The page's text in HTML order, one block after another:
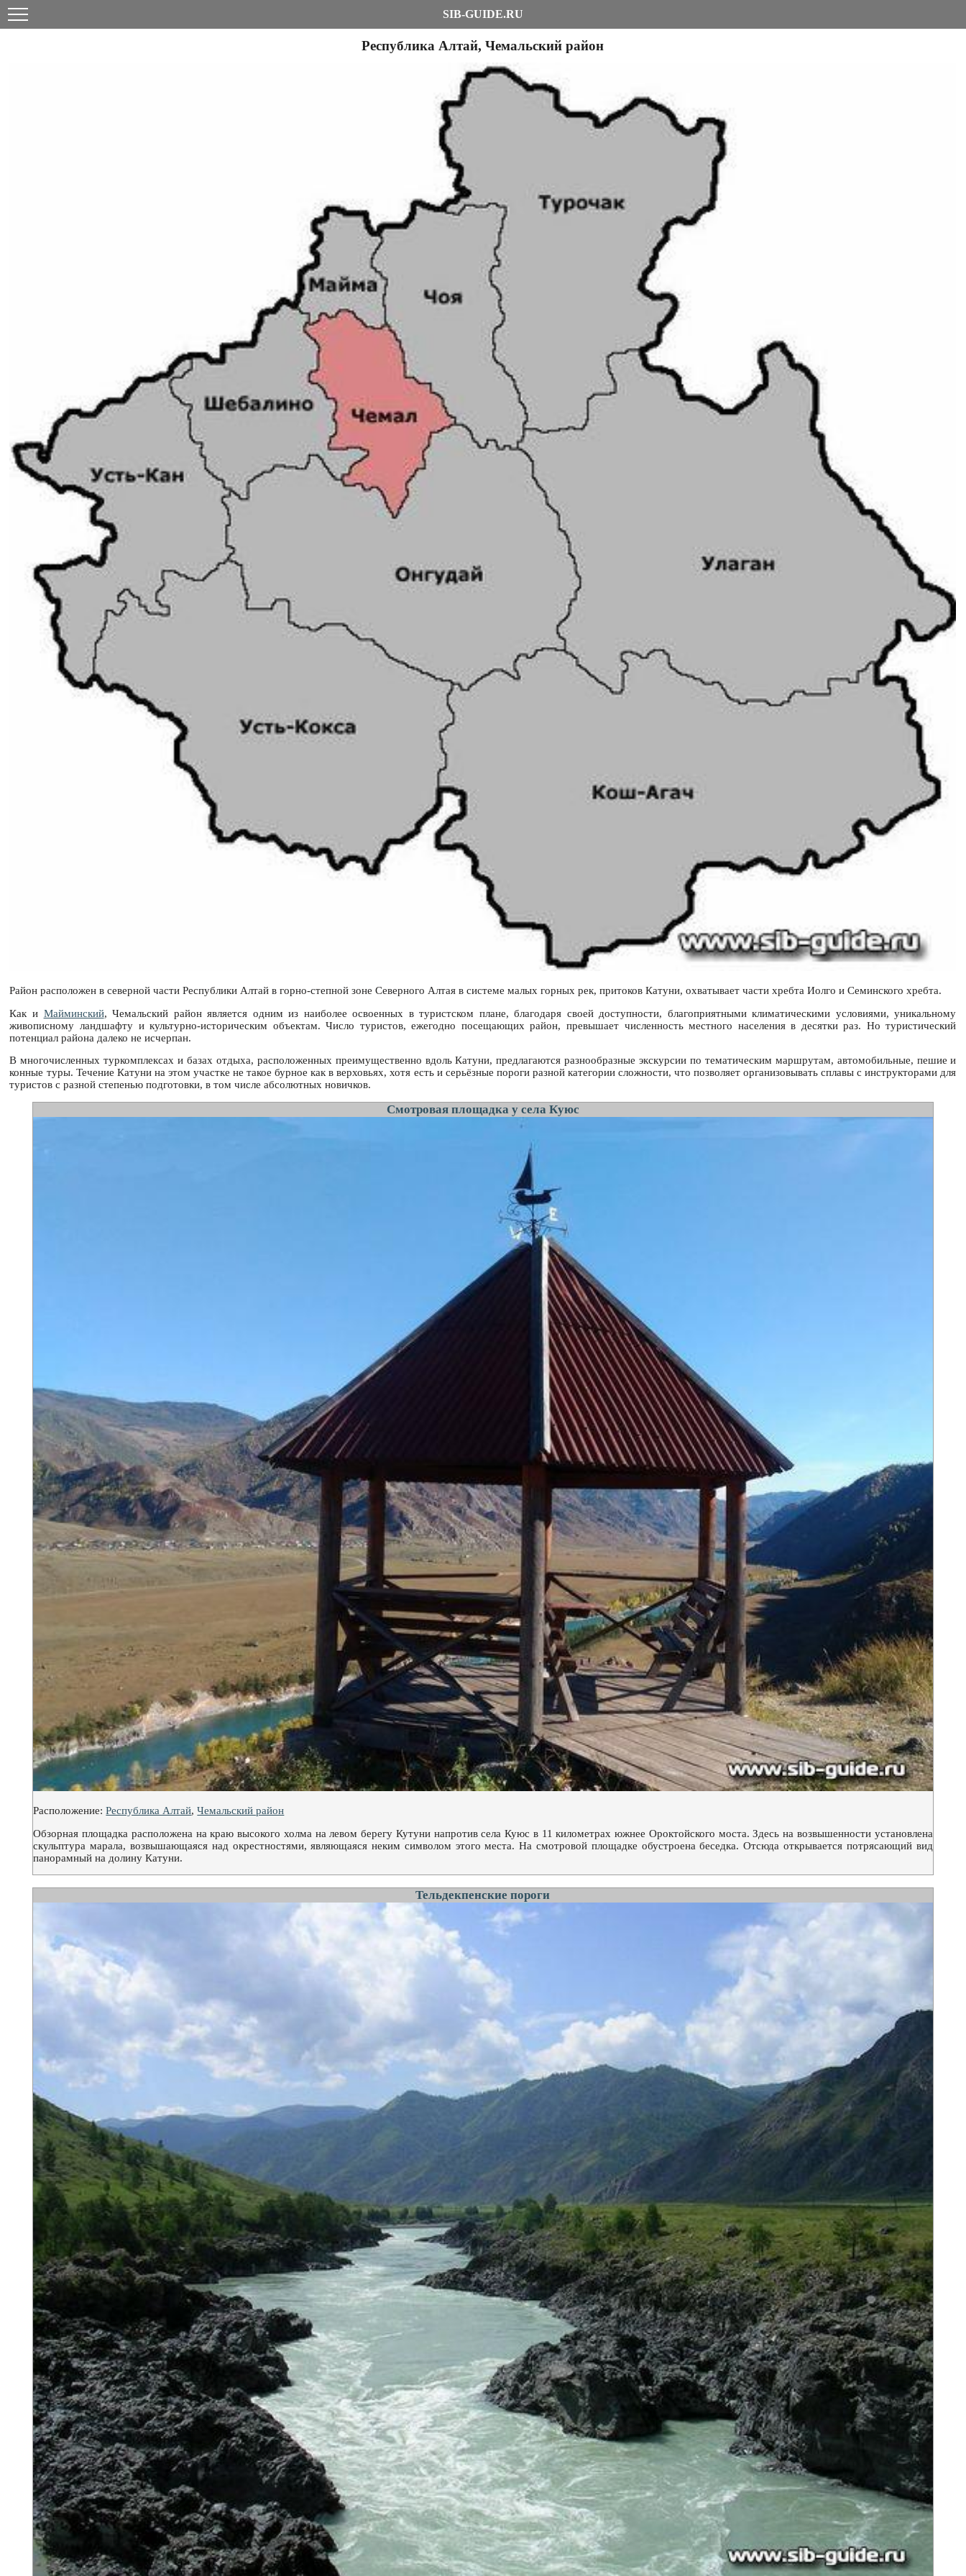
SIB-GUIDE.RU
Республика Алтай, Чемальский район
Район расположен в северной части Республики Алтай в горно-степной зоне Северного Алтая в системе малых горных рек, притоков Катуни, охватывает части хребта Иолго и Семинского хребта.
Как и Майминский, Чемальский район является одним из наиболее освоенных в туристском плане, благодаря своей доступности, благоприятными климатическими условиями, уникальному
живописному ландшафту и культурно-историческим объектам. Число туристов, ежегодно посещающих район, превышает численность местного населения в десятки раз. Но туристический
потенциал района далеко не исчерпан.
В многочисленных туркомплексах и базах отдыха, расположенных преимущественно вдоль Катуни, предлагаются разнообразные экскурсии по тематическим маршрутам, автомобильные, пешие и
конные туры. Течение Катуни на этом участке не такое бурное как в верховьях, хотя есть и серьёзные пороги разной категории сложности, что позволяет организовывать сплавы с инструкторами для
туристов с разной степенью подготовки, в том числе абсолютных новичков.
Смотровая площадка у села Куюс
Расположение:Республика Алтай,Чемальский район
Обзорная площадка расположена на краю высокого холма на левом берегу Кутуни напротив села Куюс в 11 километрах южнее Ороктойского моста. Здесь на возвышенности установлена
скульптура марала, возвышающаяся над окрестностями, являющаяся неким символом этого места. На смотровой площадке обустроена беседка. Отсюда открывается потрясающий вид
панорамный на долину Катуни.
Тельдекпенские пороги